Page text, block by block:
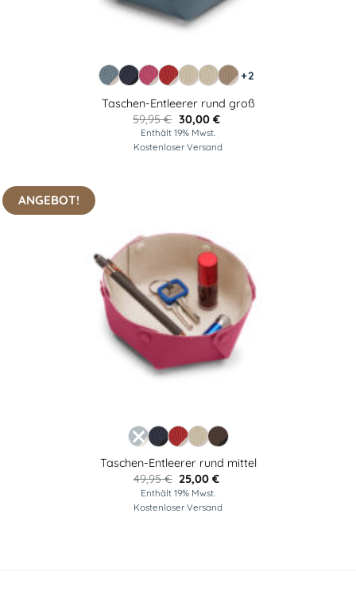
+2
Taschen-Entleerer rund groß
59,95€ Ursprünglicher
Preis
war:
59,95 €
30,00 €Aktueller
ist:
30,00 €.
Enthält 19% Mwst.
Kostenloser Versand
ANGEBOT!
Taschen-Entleerer rund mittel
49,95€ Ursprünglicher
Preis
war:
49,95 €
25,00€Aktueller
ist:
25,00 €.
Enthält 19% Mwst.
Kostenloser Versand